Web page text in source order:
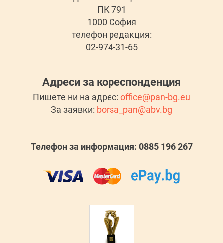
ПК 791
1000 София
телефон редакция:
02-974-31-65
Адреси за кореспонденция
Пишете ни на адрес: office@pan-bg.eu
За заявки: borsa_pan@abv.bg
Телефон за информация: 0885 196 267